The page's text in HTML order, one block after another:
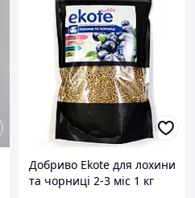
Добриво Ekote для лохини
та чорниці 2-3 міс 1 кг